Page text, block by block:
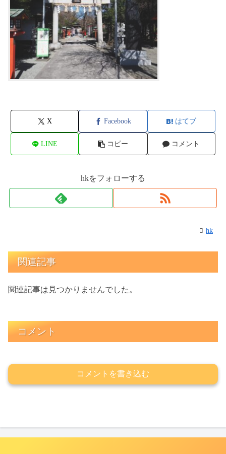
X Facebook はてブ
LINE コピー コメント
hkをフォローする
hk
関連記事
関連記事は見つかりませんでした。
コメント
コメントを書き込む